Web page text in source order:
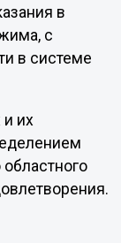
в
с
в системе
их